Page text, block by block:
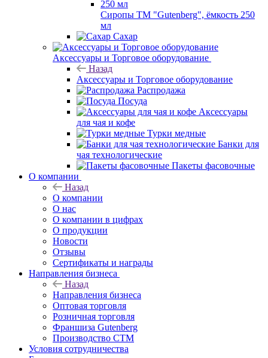
Сиропы ТМ "Gutenberg", ёмкость 250
мл
Сахар
Аксессуары и Торговое оборудование
Назад
Аксессуары и Торговое оборудование
Распродажа
Посуда
Аксессуары
для чая и кофе
Турки медные
Банки для
чая технологические
Пакеты фасовочные
О компании
Назад
О компании
О нас
О компании в цифрах
О продукции
Новости
Отзывы
Сертификаты и награды
Направления бизнеса
Назад
Направления бизнеса
Оптовая торговля
Розничная торговля
Франшиза Gutenberg
Производство СТМ
Условия сотрудничества